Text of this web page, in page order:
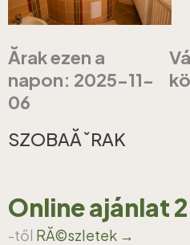
Ărak ezen a
napon: 2025-11-
06
SZOBAĂˇRAK
Online ajánlat
-től RĂ©szletek →